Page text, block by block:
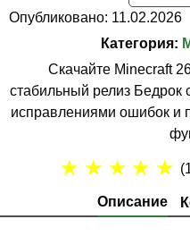
Опубликовано: 11.02.2026
Категория:
Скачайте Minecraft
стабильный релиз
исправлениями ошибок и
Описание
★ ★ ★ ★ ★ (